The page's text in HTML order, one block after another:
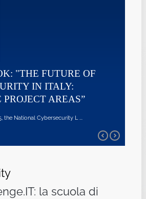
"THE FUTURE OF
IN ITALY:
PROJECT AREAS”
the National Cybersecurity L ...
la scuola di